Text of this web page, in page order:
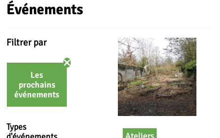
Événements
Filtrer par
Les
prochains
événements
Types